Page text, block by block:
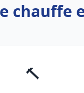
chauffe
🔨